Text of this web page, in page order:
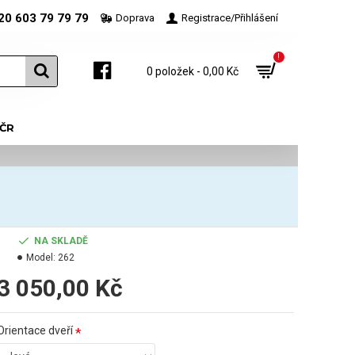
603 79 79 79 Doprava Registrace/Přihlášení
0 položek - 0,00 Kč
!
NA SKLADĚ
Model: 262
050,00 Kč
dveří